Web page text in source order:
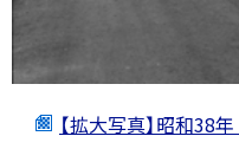
【拡大写真】昭和38